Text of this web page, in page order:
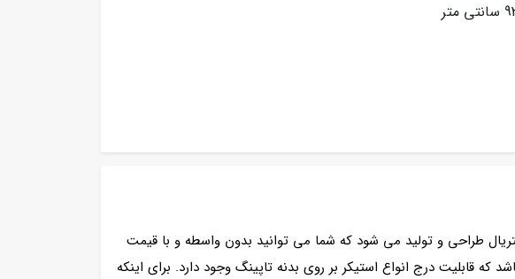
متر با بالاترین کیفیت و بهترین متریال طراحی و تولید می شود که شما می توانید بدون واسطه و با قیمت
قابلیت درج انواع استیکر بر روی بدنه تاپینگ وجود دارد. برای اینکه